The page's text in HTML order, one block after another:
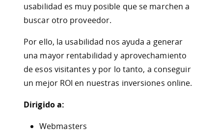
usabilidad es muy posible que se marchen a
buscar otro proveedor.
Por ello, la usabilidad nos ayuda a generar
una mayor rentabilidad y aprovechamiento
de esos visitantes y por lo tanto, a conseguir
un mejor ROI en nuestras inversiones online.
Dirigido a:
Webmasters